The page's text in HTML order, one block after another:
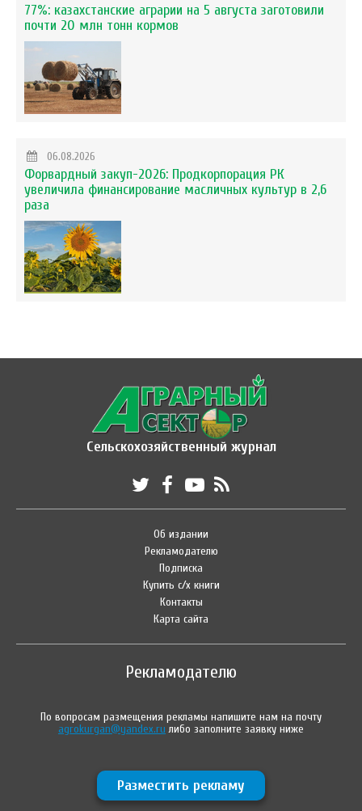
77%: казахстанские аграрии на 5 августа заготовили
почти 20 млн тонн кормов
06.08.2026
Форвардный закуп-2026: Продкорпорация РК
увеличила финансирование масличных культур в 2,6
раза
Сельскохозяйственный журнал
Об издании
Рекламодателю
Подписка
Купить с/х книги
Контакты
Карта сайта
Рекламодателю
По вопросам размещения рекламы напишите нам на почту
agrokurgan@yandex.ru либо заполните заявку ниже
Разместить рекламу